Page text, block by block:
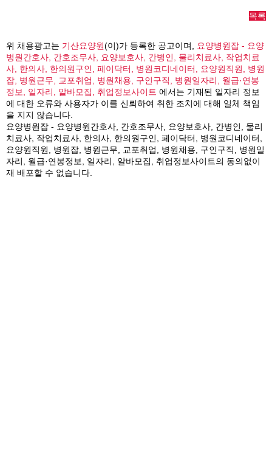
목록
위 채용광고는 기산요양원(이)가 등록한 공고이며,
요양병원잡 - 요양
병원간호사, 간호조무사, 요양보호사, 간병인, 물리치료사, 작업치료
사, 한의사, 한의원구인, 페이닥터, 병원코디네이터, 요양원직원, 병원
잡, 병원근무, 교포취업, 병원채용, 구인구직, 병원일자리, 월급·연봉
정보, 일자리, 알바모집, 취업정보사이트 에서는 기재된 일자리 정보
에 대한 오류와 사용자가 이를 신뢰하여 취한 조치에 대해 일체 책임
을 지지 않습니다.
요양병원잡 - 요양병원간호사, 간호조무사, 요양보호사, 간병인, 물리
치료사, 작업치료사, 한의사, 한의원구인, 페이닥터, 병원코디네이터,
요양원직원, 병원잡, 병원근무, 교포취업, 병원채용, 구인구직, 병원일
자리, 월급·연봉정보, 일자리, 알바모집, 취업정보사이트의 동의없이
재 배포할 수 없습니다.